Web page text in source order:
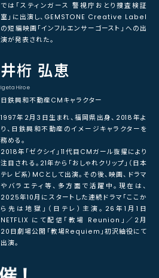
では「スティンガース 警視庁おとり捜査検証
室」に出演し、GEMSTONE Creative Label
の短編映画「インフルエンサーゴースト」への出
演が発表された。
井桁 弘恵
Igeta Hiroe
日鉄興和不動産CMキャラクター
1997年2月3日生まれ、福岡県出身、2018年よ
り、日鉄興和不動産のイメージキャラクターを
務める。
2018年「ゼクシイ」11代目CMガール抜擢により
注目される。21年から「おしゃれクリップ」（日本
テレビ系）MCとして出演。その後、映画、ドラマ
やバラエティ等、多方面で活躍中。現在は、
2025年10月にスタートした連続ドラマ「ここか
ら先は地獄」（日テレ）主演。26年1月1日
NETFLIX にて配信「教場 Reunion」／2月
20日劇場公開「教場Requiem」初沢紬役にて
出演。